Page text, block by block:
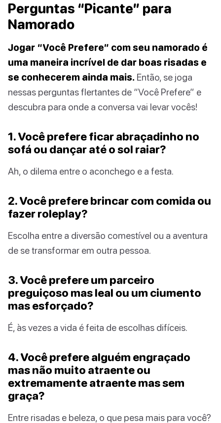
Perguntas “Picante” para
Namorado
Jogar “Você Prefere” com seu namorado é
uma maneira incrível de dar boas risadas e
se conhecerem ainda mais. Então, se joga
nessas perguntas flertantes de “Você Prefere” e
descubra para onde a conversa vai levar vocês!
1. Você prefere ficar abraçadinho no
sofá ou dançar até o sol raiar?
Ah, o dilema entre o aconchego e a festa.
2. Você prefere brincar com comida ou
fazer roleplay?
Escolha entre a diversão comestível ou a aventura
de se transformar em outra pessoa.
3. Você prefere um parceiro
preguiçoso mas leal ou um ciumento
mas esforçado?
É, às vezes a vida é feita de escolhas difíceis.
4. Você prefere alguém engraçado
mas não muito atraente ou
extremamente atraente mas sem
graça?
Entre risadas e beleza, o que pesa mais para você?